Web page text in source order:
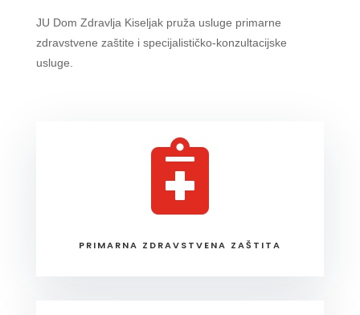
JU Dom Zdravlja Kiseljak pruža usluge primarne
zdravstvene zaštite i specijalističko-konzultacijske
usluge.

PRIMARNA ZDRAVSTVENA ZAŠTITA